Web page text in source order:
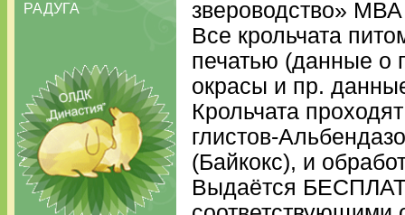
РАДУГА
звероводство»
Все крольчата
печатью (данные
окрасы и пр.
Крольчата
глистов-
(Байкокс), и
Выдаётся